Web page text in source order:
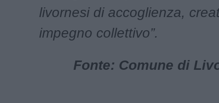
livornesi di accoglienza,
impegno collettivo”.
Fonte: Comune di